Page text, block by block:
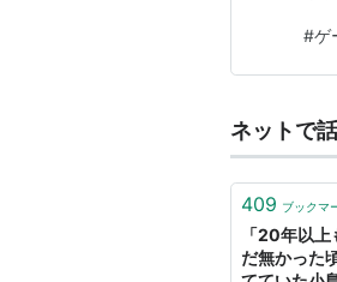
海洋
よっ
彼等
大量
仕掛
環境
2』
ス
#ゲ
ネットで
409 ブックマ
「20年以
だ無かった